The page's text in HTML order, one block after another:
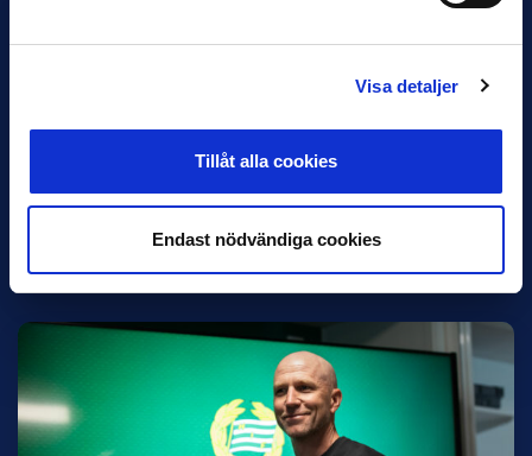
Visa detaljer
Tillåt alla cookies
Endast nödvändiga cookies
Han nätade snyggast i maj: “Ett alldeles
otroligt mål”
Magnusson fick flest…